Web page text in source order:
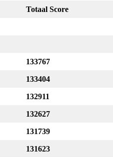
Totaal Score
133767
133404
132911
132627
131739
131623